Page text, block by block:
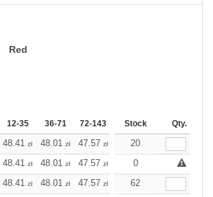
Red
12-35 36-71 72-143 144-287 288 +
Stock Qty.
48.41 zł 48.01 zł 47.57 zł 47.12
20
48.41 zł 48.01 zł 47.57 zł 47.12 47.12zł
0
48.41 zł 48.01 zł 47.57 zł 47.12
62